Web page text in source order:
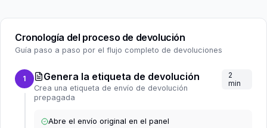
Cronología del proceso de devolución
Guía paso a paso por el flujo completo de devoluciones
1 Genera la etiqueta de devolución
Crea una etiqueta de envío de devolución
prepagada
2
min
Abre el envío original en el panel